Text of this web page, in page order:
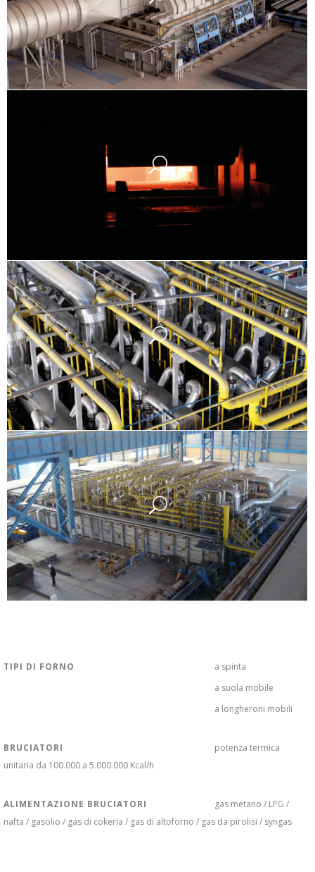
TIPI DI FORNO
a spinta
a suola mobile
a longheroni mobili
BRUCIATORI
potenza termica
unitaria da 100.000 a 5.000.000 Kcal/h
ALIMENTAZIONE BRUCIATORI
gas metano / LPG /
nafta / gasolio / gas di cokeria / gas di altoforno / gas da pirolisi / syngas